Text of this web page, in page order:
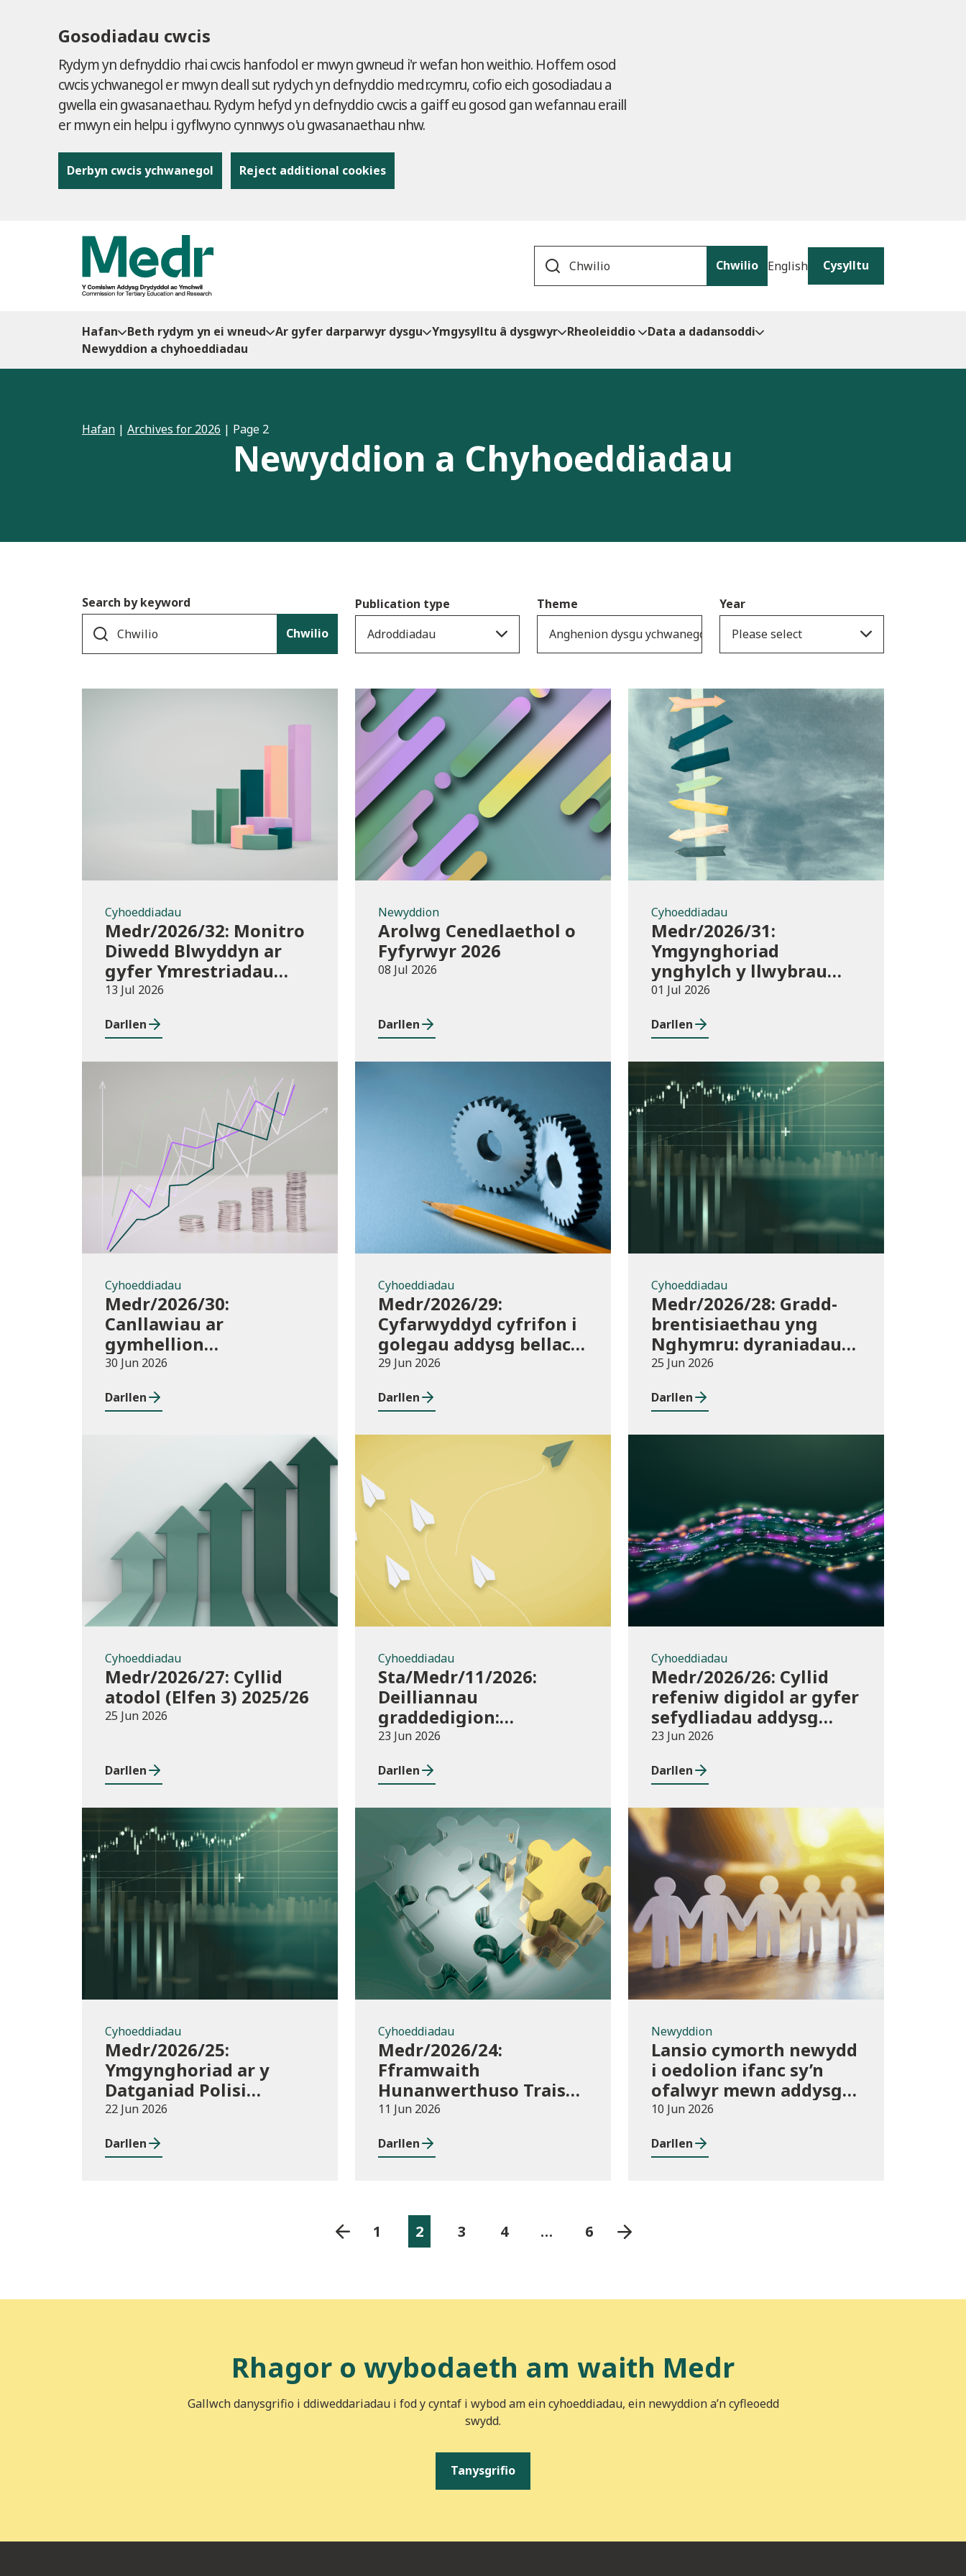
Gosodiadau cwcis
Rydym yn defnyddio rhai cwcis hanfodol er mwyn gwneud i'r wefan hon weithio. Hoffem osod
cwcis ychwanegol er mwyn deall sut rydych yn defnyddio medr.cymru, cofio eich gosodiadau a
gwella ein gwasanaethau. Rydym hefyd yn defnyddio cwcis a gaiff eu gosod gan wefannau eraill
er mwyn ein helpu i gyflwyno cynnwys o'u gwasanaethau nhw.
Derbyn cwcis ychwanegol Reject additional cookies
Chwilio English Cysylltu
Hafan Beth rydym yn ei wneud Ar gyfer darparwyr dysgu Ymgysylltu â dysgwyr Rheoleiddio
Data a dadansoddi
Newyddion a chyhoeddiadau
Hafan | Archives for 2026 | Page 2
Newyddion a Chyhoeddiadau
Search by keyword
Chwilio
Publication type
Adroddiadau
Theme
Anghenion dysgu ychwanegol
Year
Please select
Cyhoeddiadau
Cyhoeddiadau
Medr/2026/32: Monitro
Diwedd Blwyddyn ar
gyfer Ymrestriadau
Addysg Uwch 2025/26
13 Jul 2026
Darllen
Newyddion
Newyddion
Arolwg Cenedlaethol o
Fyfyrwyr 2026
08 Jul 2026
Darllen
Cyhoeddiadau
Cyhoeddiadau
Medr/2026/31:
Ymgynghoriad
ynghylch y llwybrau
newydd arfaethedig yn
Prentisiaeth Adeiladu a
01 Jul 2026
Darllen
Cyhoeddiadau
Cyhoeddiadau
Medr/2026/30:
Canllawiau ar
gymhellion
hyfforddiant TAR
athrawon yng Nghymru
30 Jun 2026
Darllen
Cyhoeddiadau
Cyhoeddiadau
Medr/2026/29:
Cyfarwyddyd cyfrifon i
golegau addysg bellach
yng Nghymru ar gyfer
29 Jun 2026
Darllen
Cyhoeddiadau
Cyhoeddiadau
Medr/2026/28: Gradd-
brentisiaethau yng
Nghymru: dyraniadau
cyllid ar gyfer blwyddyn
25 Jun 2026
Darllen
Cyhoeddiadau
Cyhoeddiadau
Medr/2026/27: Cyllid
atodol (Elfen 3) 2025/26
25 Jun 2026
Darllen
Cyhoeddiadau
Cyhoeddiadau
Sta/Medr/11/2026:
Deilliannau
graddedigion:
darparwyr addysg uwch
23 Jun 2026
Darllen
Cyhoeddiadau
Cyhoeddiadau
Medr/2026/26: Cyllid
refeniw digidol ar gyfer
sefydliadau addysg
bellach ac uwch yn
23 Jun 2026
Darllen
Cyhoeddiadau
Cyhoeddiadau
Medr/2026/25:
Ymgynghoriad ar y
Datganiad Polisi
Buddsoddi
22 Jun 2026
Darllen
Cyhoeddiadau
Cyhoeddiadau
Medr/2026/24:
Fframwaith
Hunanwerthuso Trais
yn erbyn Menywod,
Thrais Rhywiol
darparwyr addysg uwch
yng Nghymru
11 Jun 2026
Darllen
Newyddion
Newyddion
Lansio cymorth newydd
i oedolion ifanc sy’n
ofalwyr mewn addysg
bellach
10 Jun 2026
Darllen
1 2 3 4 … 6
Rhagor o wybodaeth am waith Medr
Gallwch danysgrifio i ddiweddariadau i fod y cyntaf i wybod am ein cyhoeddiadau, ein newyddion a’n cyfleoedd
swydd.
Tanysgrifio